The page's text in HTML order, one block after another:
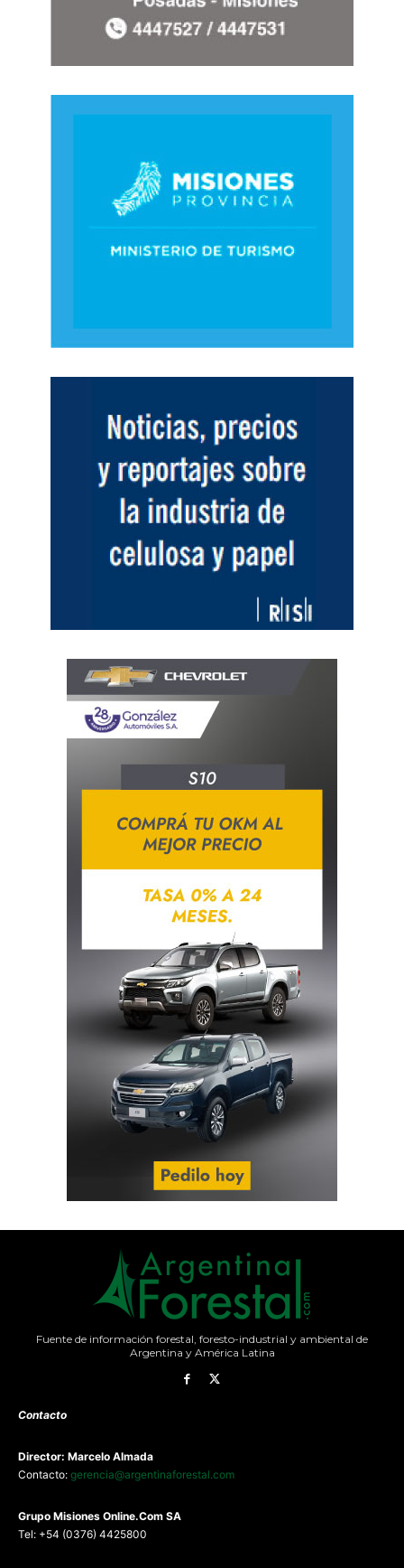
Fuente de información forestal, foresto-industrial y ambiental de
Argentina y América Latina
Contacto
Director: Marcelo Almada
Contacto: gerencia@argentinaforestal.com
Grupo Misiones Online.Com SA
Tel: +54 (0376) 4425800